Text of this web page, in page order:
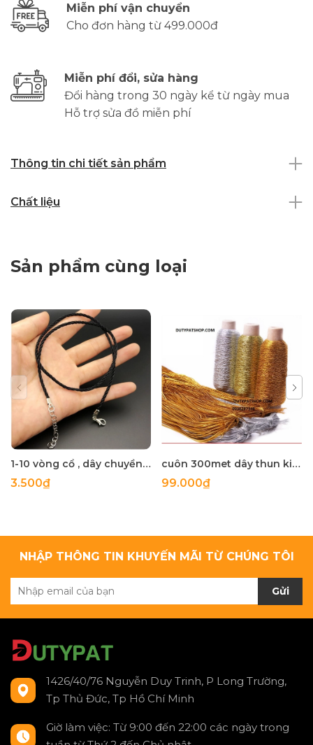
Miễn phí vận chuyển
Cho đơn hàng từ 499.000đ
Miễn phí đổi, sửa hàng
Đổi hàng trong 30 ngày kể từ ngày mua
Hỗ trợ sửa đồ miễn phí
Thông tin chi tiết sản phẩm
Chất liệu
Sản phẩm cùng loại
1-10 vòng cổ , dây chuyền trơn Xoắn Nhật
3.500₫
cuôn 300met dây thun kim tuyên co giãn size 0,8mm
99.000₫
NHẬP THÔNG TIN KHUYẾN MÃI TỪ CHÚNG TÔI
Gửi
1426/40/76 Nguyễn Duy Trinh, P Long Trường,
Tp Thủ Đức, Tp Hồ Chí Minh
Giờ làm việc: Từ 9:00 đến 22:00 các ngày trong